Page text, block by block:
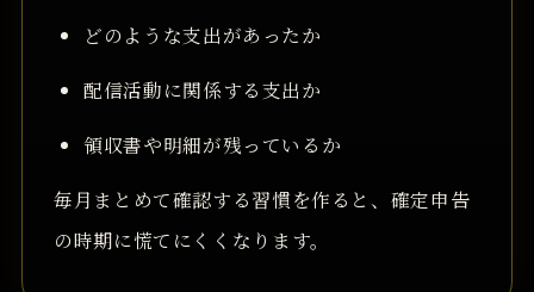
どのような支出があったか
配信活動に関係する支出か
領収書や明細が残っているか
毎月まとめて確認する習慣を作ると、確定申告
の時期に慌てにくくなります。